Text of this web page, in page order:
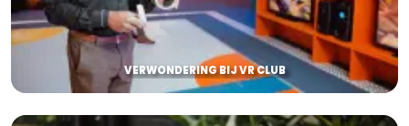
VERWONDERING BIJ VR CLUB